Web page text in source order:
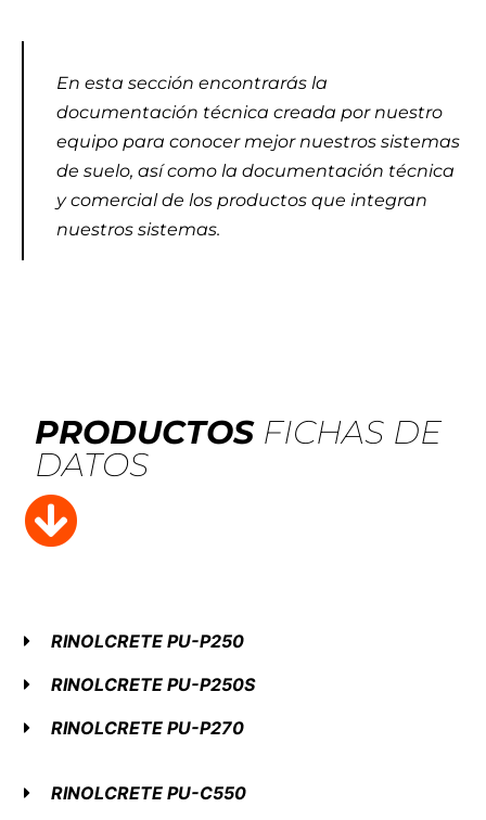
En esta sección encontrarás la
documentación técnica creada por nuestro
equipo para conocer mejor nuestros sistemas
de suelo, así como la documentación técnica
y comercial de los productos que integran
nuestros sistemas.
PRODUCTOSFICHAS DE
DATOS
RINOLCRETE PU-P250
RINOLCRETE PU-P250S
RINOLCRETE PU-P270
RINOLCRETE PU-C550